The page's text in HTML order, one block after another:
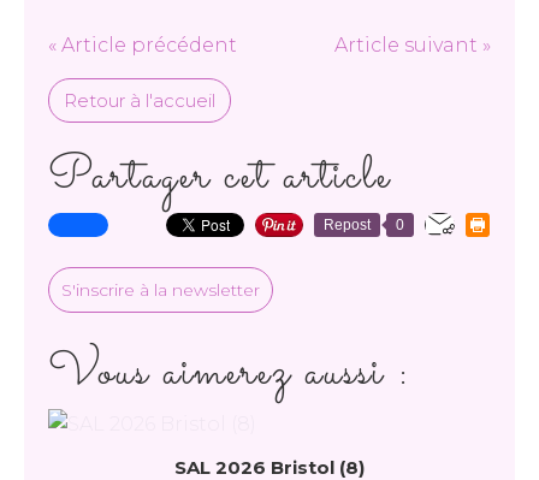
« Article précédent Article suivant »
Retour à l'accueil
Partager cet article
Repost 0
S'inscrire à la newsletter
Vous aimerez aussi :
SAL 2026 Bristol (8)